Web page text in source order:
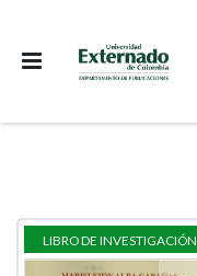
COEDICIONES
Skip
the
Skip
the
LIBRO DE INVESTIGACIÓN